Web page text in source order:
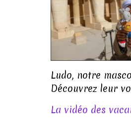
Ludo, notre
Découvrez leur
La vidéo des